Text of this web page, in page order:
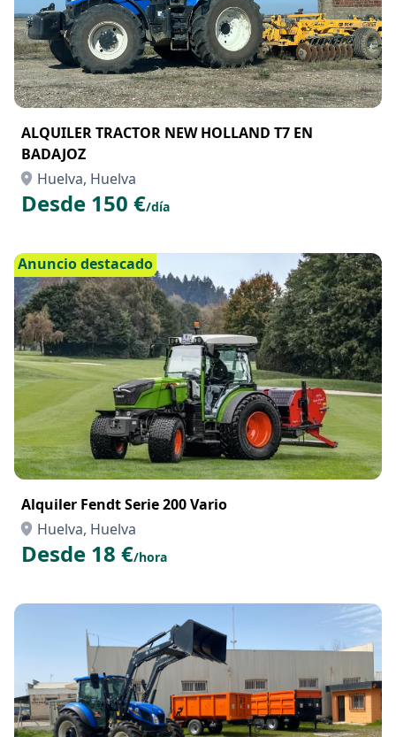
ALQUILER TRACTOR NEW HOLLAND T7 EN
BADAJOZ
Huelva, Huelva
Desde 150 €/día
Anuncio destacado
Alquiler Fendt Serie 200 Vario
Huelva, Huelva
Desde 18 €/hora